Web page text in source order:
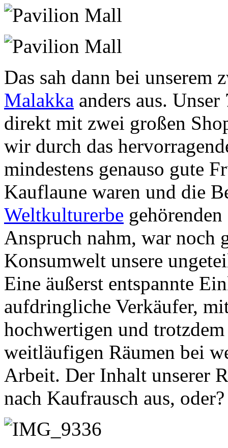
Das sah dann bei
Malakka anders aus.
direkt mit zwei großen
wir durch das
mindestens genauso gute
Kauflaune waren und die
Weltkulturerbe
Anspruch nahm, war noch
Konsumwelt unsere
Eine äußerst entspannte
aufdringliche Verkäufer,
hochwertigen und
weitläufigen Räumen bei
Arbeit. Der Inhalt unserer
nach Kaufrausch aus, oder?